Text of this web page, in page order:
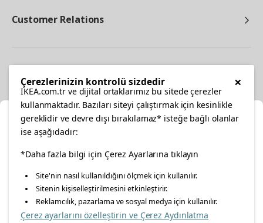
Customer Relations
facebooktwitterinstagrampinterestyoutube
linkedin
Select Location
Please select to see the content specific to your delivery
location for your orders from Online Store.
×
Çerezlerinizin kontrolü sizdedir
IKEA.com.tr ve dijital ortaklarımız bu sitede çerezler
kullanmaktadır. Bazıları siteyi çalıştırmak için kesinlikle
gereklidir ve devre dışı bırakılamaz* isteğe bağlı olanlar
ise aşağıdadır:
*Daha fazla bilgi için Çerez Ayarlarına tıklayın
Site'nin nasıl kullanıldığını ölçmek için kullanılır.
Sitenin kişiselleştirilmesini etkinleştirir.
Reklamcılık, pazarlama ve sosyal medya için kullanılır.
Çerez ayarlarını özelleştirin ve Çerez Aydınlatma